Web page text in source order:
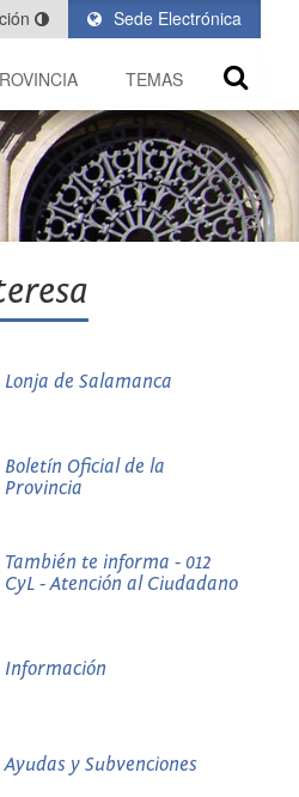
Sede Electrónica
TEMAS
Lonja de Salamanca
Boletín Oficial de la
Provincia
También te informa - 012
CyL - Atención al Ciudadano
Información
Ayudas y Subvenciones